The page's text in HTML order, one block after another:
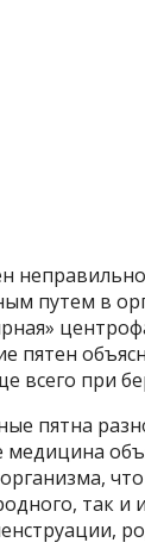
путем в
пятен
всего при
пятна
так и